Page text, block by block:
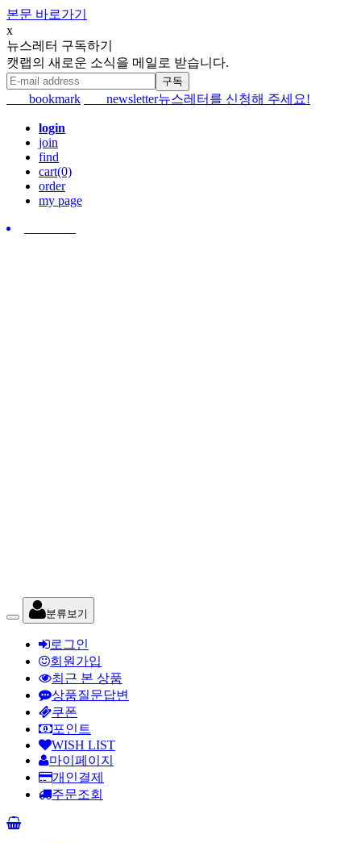
본문 바로가기
x
뉴스레터 구독하기
캣랩의 새로운 소식을 메일로 받습니다.
bookmark newsletter뉴스레터를 신청해 주세요!
login
join
find
cart(0)
order
my page
분류보기
로그인
회원가입
최근 본 상품
상품질문답변
쿠폰
포인트
WISH LIST
마이페이지
개인결제
주문조회